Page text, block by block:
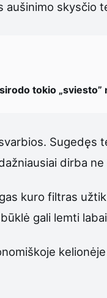
tokio
dirba
kuro filtras
gali lemti